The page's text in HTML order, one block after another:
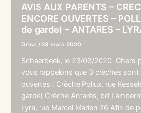
AVIS AUX PARENTS –
ENCORE OUVERTES –
de garde) – ANTARES –
Driss / 23 mars 2020
Schaerbeek, le 23/03/2020 Chers
vous rappelons que 3 crèches sont
ouvertes : Crèche Pollux, rue
garde) Crèche Antarès, bd
Lyra, rue Marcel Marien 26 Afin de